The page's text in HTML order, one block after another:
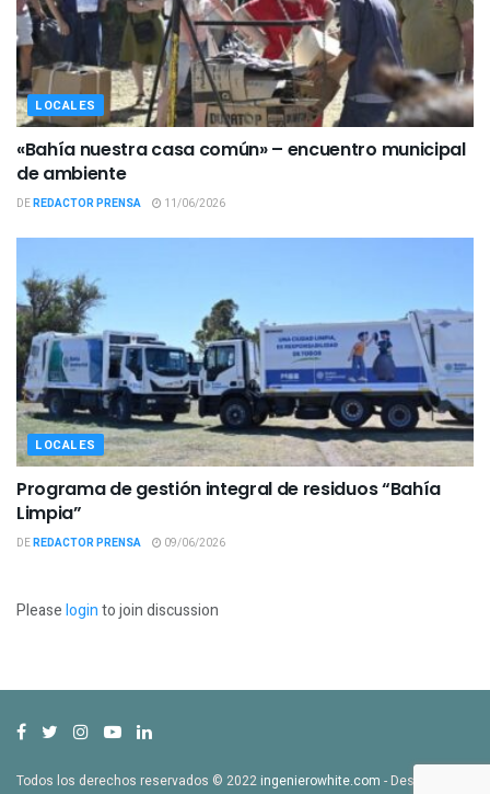
LOCALES
«Bahía nuestra casa común» – encuentro municipal
de ambiente
DEREDACTOR PRENSA 11/06/2026
LOCALES
Programa de gestión integral de residuos “Bahía
Limpia”
DEREDACTOR PRENSA 09/06/2026
Pleaseloginto join discussion
Todos los derechos reservados © 2022ingenierowhite.com - Desarrollado